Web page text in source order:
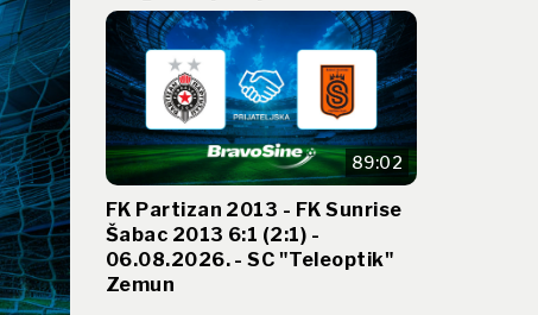
89:02
FK Partizan 2013 - FK Sunrise
Šabac 2013 6:1 (2:1) -
06.08.2026. - SC "Teleoptik"
Zemun